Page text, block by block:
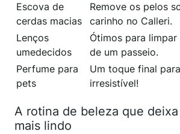
Escova de
cerdas macias
Remove os pelos
carinho no Calleri.
Lenços
umedecidos
Ótimos para
de um passeio.
Perfume para
pets
Um toque final
irresistível!
A rotina de beleza que
mais lindo